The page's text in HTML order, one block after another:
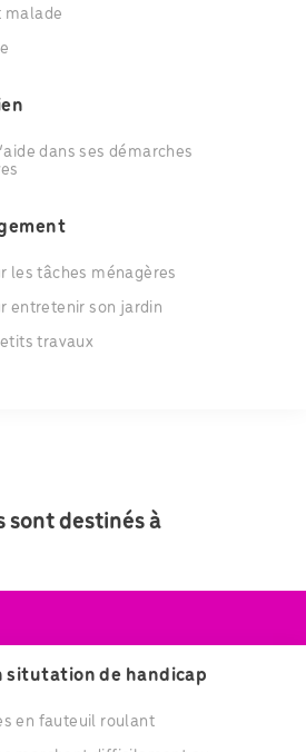
malade
dans ses démarches
les tâches ménagères
entretenir son jardin
travaux
sont destinés à
situtation de handicap
en fauteuil roulant